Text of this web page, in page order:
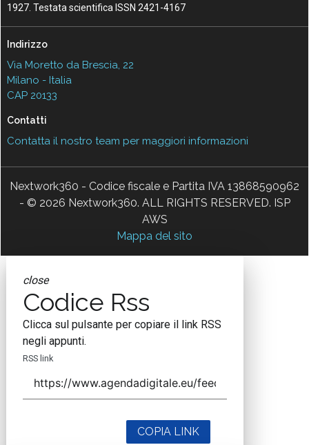
1927. Testata scientifica ISSN 2421-4167
Indirizzo
Via Moretto da Brescia, 22
Milano - Italia
CAP 20133
Contatti
Contatta il nostro team per maggiori informazioni
Nextwork360 - Codice fiscale e Partita IVA 13868590962
- © 2026 Nextwork360. ALL RIGHTS RESERVED. ISP
AWS
Mappa del sito
close
Codice Rss
Clicca sul pulsante per copiare il link RSS
negli appunti.
RSS link
COPIA LINK